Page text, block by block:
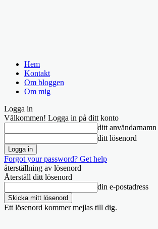
Hem
Kontakt
Om bloggen
Om mig
Logga in
Välkommen! Logga in på ditt konto
ditt användarnamn
ditt lösenord
Forgot your password? Get help
återställning av lösenord
Återställ ditt lösenord
din e-postadress
Ett lösenord kommer mejlas till dig.